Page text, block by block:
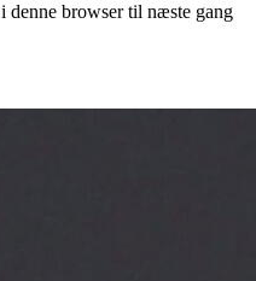
denne browser til næste gang